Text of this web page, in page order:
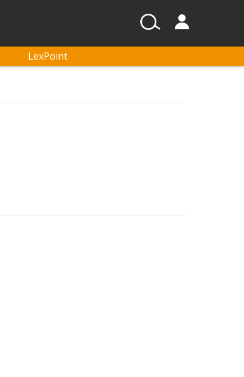
LexPoint